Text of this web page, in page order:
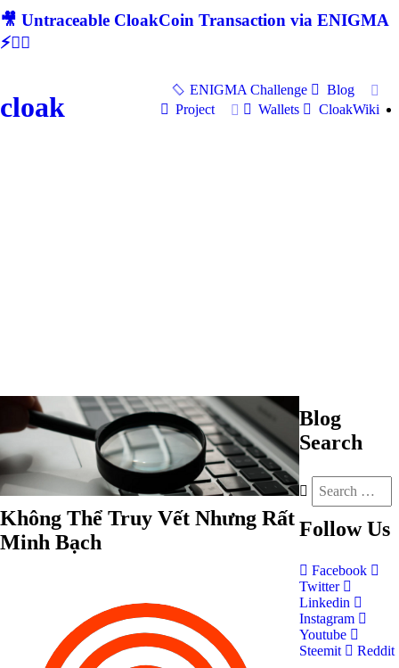
🎥 Untraceable CloakCoin Transaction via ENIGMA
⚡🕵‍♂
cloak
ENIGMA Challenge
Blog
Project
Wallets CloakWiki
Không Thể Truy Vết Nhưng Rất
Minh Bạch
Blog
Search
Follow Us
Facebook
Twitter
Linkedin
Instagram
Youtube
Steemit
Reddit